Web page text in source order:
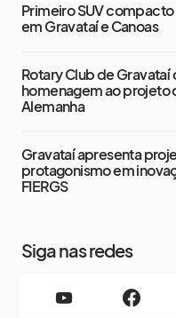
Primeiro SUV
em Gravataí e Canoas
Rotary Club de
homenagem ao projeto
Alemanha
Gravataí apresenta
protagonismo em
FIERGS
Siga nas redes